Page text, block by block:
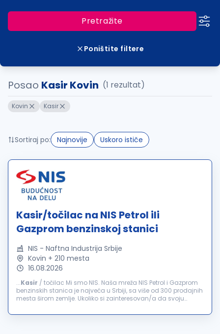
Pretražite
Poništite filtere
Posao Kasir Kovin (1 rezultat)
Kovin Kasir
Sortiraj po: Najnovije Uskoro ističe
Kasir/točilac na NIS Petrol ili
Gazprom benzinskoj stanici
NIS - Naftna Industrija Srbije
Kovin + 210 mesta
16.08.2026
...Kasir / točilac Mi smo NIS. Naša mreža NIS Petrol i Gazprom
benzinskih stanica je najveća u Srbiji, sa više od 300 prodajnih
mesta širom zemlje. Ukoliko si zainteresovan/a da svoju